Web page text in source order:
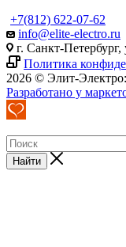
+7(812) 622-07-62
info@elite-electro.ru
г. Санкт-
Политика
2026 © Элит-
Разработано у
Найти